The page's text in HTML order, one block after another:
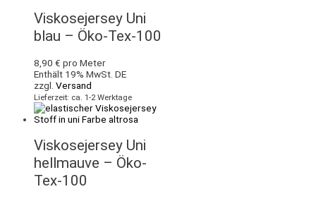
Viskosejersey Uni
blau – Öko-Tex-100
8,90 € pro Meter
Enthält 19% MwSt. DE
zzgl. Versand
Lieferzeit: ca. 1-2 Werktage
Viskosejersey Uni
hellmauve – Öko-
Tex-100